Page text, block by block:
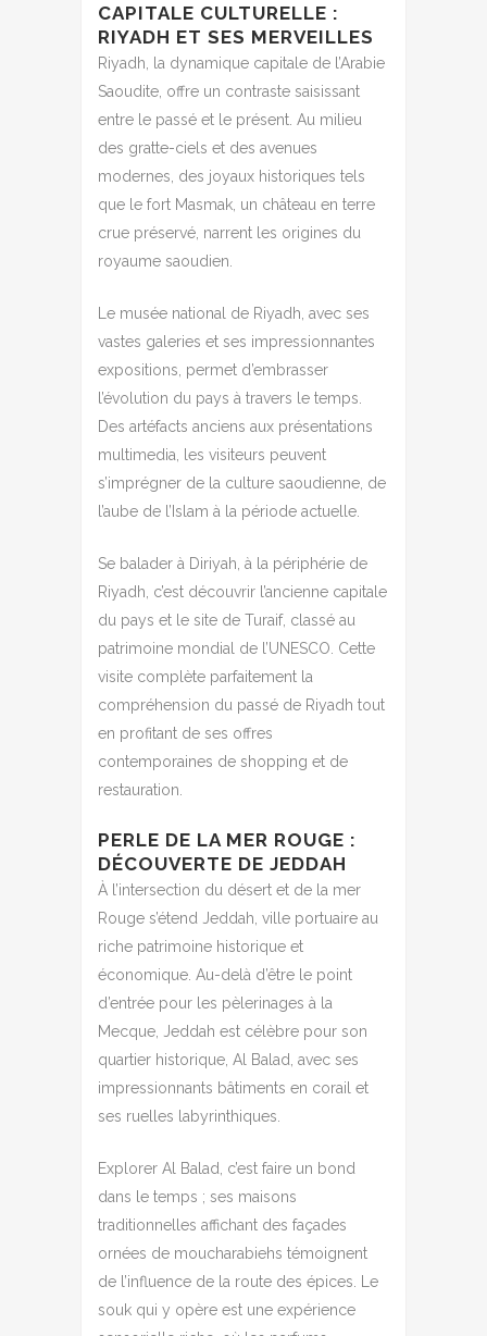
CAPITALE CULTURELLE :
RIYADH ET SES MERVEILLES
Riyadh, la dynamique capitale de l’Arabie
Saoudite, offre un contraste saisissant
entre le passé et le présent. Au milieu
des gratte-ciels et des avenues
modernes, des joyaux historiques tels
que le fort Masmak, un château en terre
crue préservé, narrent les origines du
royaume saoudien.
Le musée national de Riyadh, avec ses
vastes galeries et ses impressionnantes
expositions, permet d’embrasser
l’évolution du pays à travers le temps.
Des artéfacts anciens aux présentations
multimedia, les visiteurs peuvent
s’imprégner de la culture saoudienne, de
l’aube de l’Islam à la période actuelle.
Se balader à Diriyah, à la périphérie de
Riyadh, c’est découvrir l’ancienne capitale
du pays et le site de Turaif, classé au
patrimoine mondial de l’UNESCO. Cette
visite complète parfaitement la
compréhension du passé de Riyadh tout
en profitant de ses offres
contemporaines de shopping et de
restauration.
PERLE DE LA MER ROUGE :
DÉCOUVERTE DE JEDDAH
À l’intersection du désert et de la mer
Rouge s’étend Jeddah, ville portuaire au
riche patrimoine historique et
économique. Au-delà d’être le point
d’entrée pour les pèlerinages à la
Mecque, Jeddah est célèbre pour son
quartier historique, Al Balad, avec ses
impressionnants bâtiments en corail et
ses ruelles labyrinthiques.
Explorer Al Balad, c’est faire un bond
dans le temps ; ses maisons
traditionnelles affichant des façades
ornées de moucharabiehs témoignent
de l’influence de la route des épices. Le
souk qui y opère est une expérience